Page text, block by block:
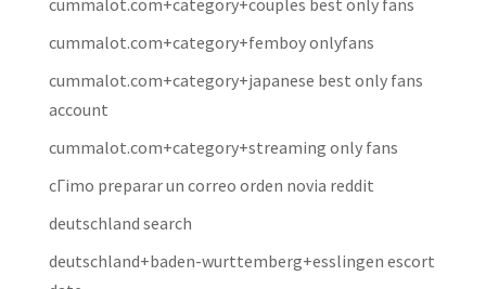
cummalot.com+category+couples best only fans
cummalot.com+category+femboy onlyfans
cummalot.com+category+japanese best only fans
account
cummalot.com+category+streaming only fans
cГіmo preparar un correo orden novia reddit
deutschland search
deutschland+baden-wurttemberg+esslingen escort